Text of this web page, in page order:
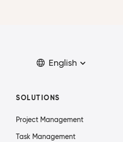
English
SOLUTIONS
Project Management
Task Management